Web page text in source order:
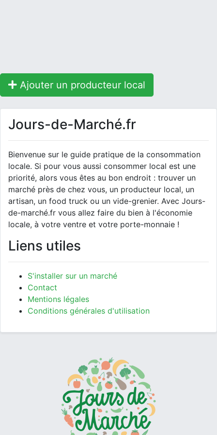
Ajouter un producteur local
Jours-de-Marché.fr
Bienvenue sur le guide pratique de la consommation
locale. Si pour vous aussi consommer local est une
priorité, alors vous êtes au bon endroit : trouver un
marché près de chez vous, un producteur local, un
artisan, un food truck ou un vide-grenier. Avec Jours-
de-marché.fr vous allez faire du bien à l'économie
locale, à votre ventre et votre porte-monnaie !
Liens utiles
S'installer sur un marché
Contact
Mentions légales
Conditions générales d'utilisation